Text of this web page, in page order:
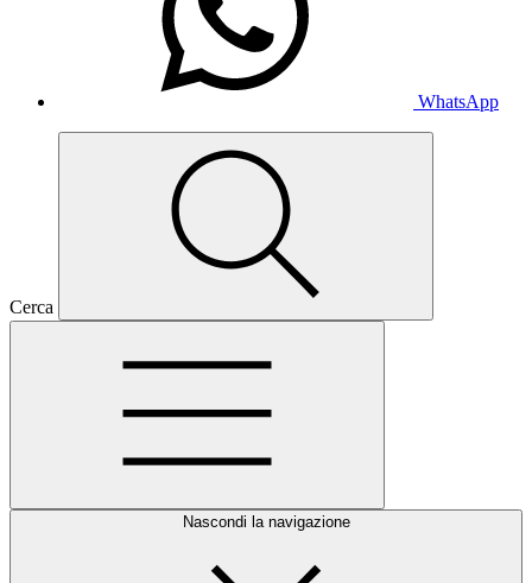
WhatsApp
Cerca
Nascondi la navigazione